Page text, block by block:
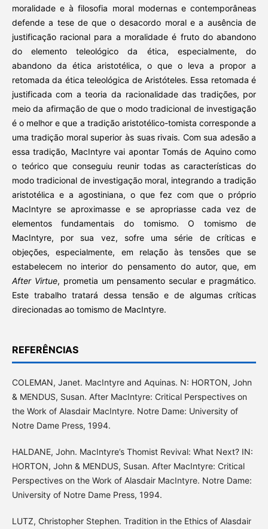
moralidade e à filosofia moral modernas e contemporâneas
defende a tese de que o desacordo moral e a ausência de
justificação racional para a moralidade é fruto do abandono
do elemento teleológico da ética, especialmente, do
abandono da ética aristotélica, o que o leva a propor a
retomada da ética teleológica de Aristóteles. Essa retomada é
justificada com a teoria da racionalidade das tradições, por
meio da afirmação de que o modo tradicional de investigação
é o melhor e que a tradição aristotélico-tomista corresponde a
uma tradição moral superior às suas rivais. Com sua adesão a
essa tradição, MacIntyre vai apontar Tomás de Aquino como
o teórico que conseguiu reunir todas as características do
modo tradicional de investigação moral, integrando a tradição
aristotélica e a agostiniana, o que fez com que o próprio
MacIntyre se aproximasse e se apropriasse cada vez de
elementos fundamentais do tomismo. O tomismo de
MacIntyre, por sua vez, sofre uma série de críticas e
objeções, especialmente, em relação às tensões que se
estabelecem no interior do pensamento do autor, que, em
After Virtue, prometia um pensamento secular e pragmático.
Este trabalho tratará dessa tensão e de algumas críticas
direcionadas ao tomismo de MacIntyre.
REFERÊNCIAS
COLEMAN, Janet. MacIntyre and Aquinas. N: HORTON, John
& MENDUS, Susan. After MacIntyre: Critical Perspectives on
the Work of Alasdair MacIntyre. Notre Dame: University of
Notre Dame Press, 1994.
HALDANE, John. MacIntyre’s Thomist Revival: What Next? IN:
HORTON, John & MENDUS, Susan. After MacIntyre: Critical
Perspectives on the Work of Alasdair MacIntyre. Notre Dame:
University of Notre Dame Press, 1994.
LUTZ, Christopher Stephen. Tradition in the Ethics of Alasdair